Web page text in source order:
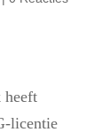
heeft
licentie